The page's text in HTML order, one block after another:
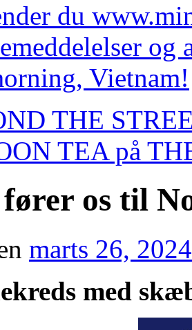
du
og
Vietnam!
THE
TEA på
os til
marts 26, 2024
med